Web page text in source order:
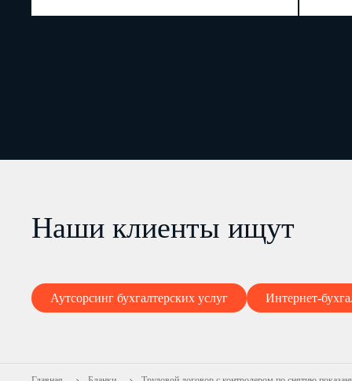
Наши клиенты ищут
Аутсорсинг бухгалтерских услуг Интернет-